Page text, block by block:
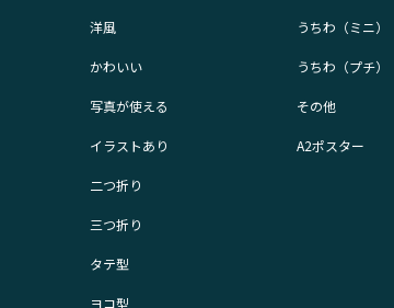
洋風
かわいい
写真が使える
イラストあり
二つ折り
三つ折り
タテ型
ヨコ型
うちわ（ミニ）
うちわ（プチ）
その他
A2ポスター